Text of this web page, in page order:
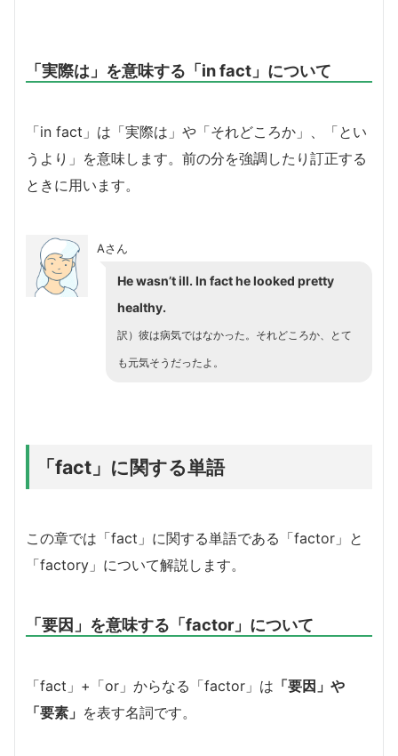
「実際は」を意味する「in fact」について
「in fact」は「実際は」や「それどころか」、「とい
うより」を意味します。前の分を強調したり訂正する
ときに用います。
Aさん
He wasn’t ill. In fact he looked pretty
healthy.
訳）彼は病気ではなかった。それどころか、とて
も元気そうだったよ。
「fact」に関する単語
この章では「fact」に関する単語である「factor」と
「factory」について解説します。
「要因」を意味する「factor」について
「fact」+「or」からなる「factor」は 「要因」や
「要素」 を表す名詞です。